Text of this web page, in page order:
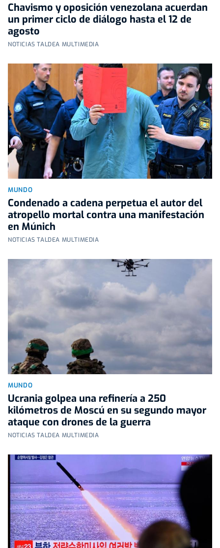
Chavismo y oposición venezolana acuerdan
un primer ciclo de diálogo hasta el 12 de
agosto
NOTICIAS TALDEA MULTIMEDIA
MUNDO
Condenado a cadena perpetua el autor del
atropello mortal contra una manifestación
en Múnich
NOTICIAS TALDEA MULTIMEDIA
MUNDO
Ucrania golpea una refinería a 250
kilómetros de Moscú en su segundo mayor
ataque con drones de la guerra
NOTICIAS TALDEA MULTIMEDIA